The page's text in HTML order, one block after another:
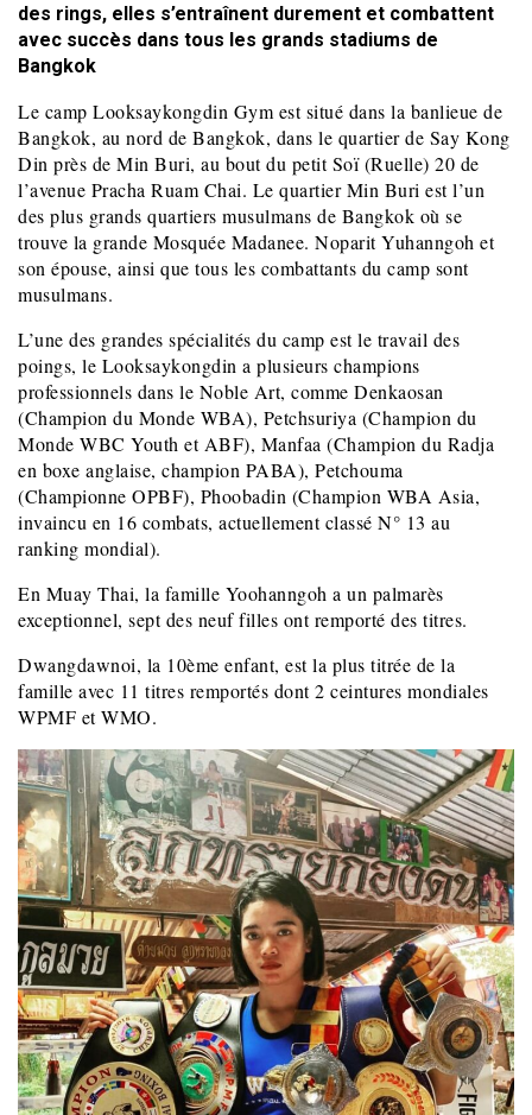
des rings, elles s’entraînent durement et combattent
avec succès dans tous les grands stadiums de
Bangkok
Le camp Looksaykongdin Gym est situé dans la banlieue de
Bangkok, au nord de Bangkok, dans le quartier de Say Kong
Din près de Min Buri, au bout du petit Soï (Ruelle) 20 de
l’avenue Pracha Ruam Chai. Le quartier Min Buri est l’un
des plus grands quartiers musulmans de Bangkok où se
trouve la grande Mosquée Madanee. Noparit Yuhanngoh et
son épouse, ainsi que tous les combattants du camp sont
musulmans.
L’une des grandes spécialités du camp est le travail des
poings, le Looksaykongdin a plusieurs champions
professionnels dans le Noble Art, comme Denkaosan
(Champion du Monde WBA), Petchsuriya (Champion du
Monde WBC Youth et ABF), Manfaa (Champion du Radja
en boxe anglaise, champion PABA), Petchouma
(Championne OPBF), Phoobadin (Champion WBA Asia,
invaincu en 16 combats, actuellement classé N° 13 au
ranking mondial).
En Muay Thai, la famille Yoohanngoh a un palmarès
exceptionnel, sept des neuf filles ont remporté des titres.
Dwangdawnoi, la 10ème enfant, est la plus titrée de la
famille avec 11 titres remportés dont 2 ceintures mondiales
WPMF et WMO.